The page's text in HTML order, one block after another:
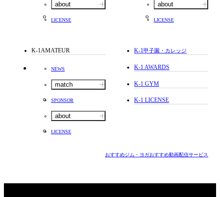
about
LICENSE
about
LICENSE
K-1AMATEUR
NEWS
match
SPONSOR
about
LICENSE
K-1甲子園・カレッジ
K-1 AWARDS
K-1 GYM
K-1 LICENSE
おすすめジム・ヨガおすすめ動画配信サービス